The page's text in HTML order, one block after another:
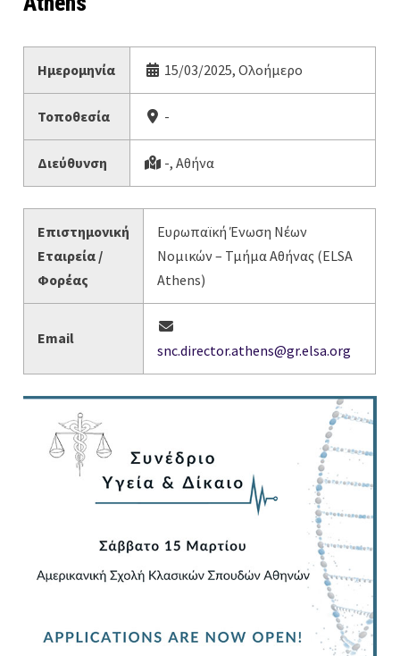
Ημερομηνία 15/03/2025, Ολοήμερο
Τοποθεσία -
Διεύθυνση -, Αθήνα
Επιστημονική
Εταιρεία /
Φορέας
Ευρωπαϊκή Ένωση Νέων
Νομικών – Τμήμα Αθήνας (ELSA
Athens)
Email
snc.director.athens@gr.elsa.org